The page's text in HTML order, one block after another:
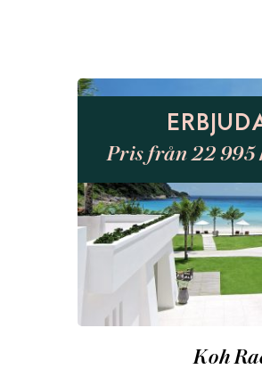
Pris från 22 995
Koh